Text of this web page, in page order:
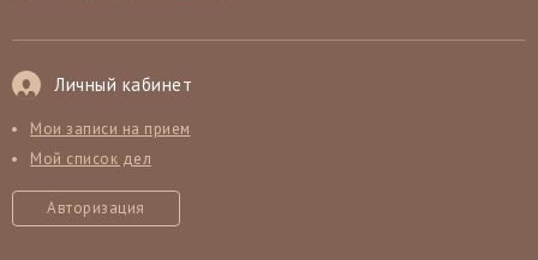
Личный кабинет
Мои записи на прием
Мой список дел
Авторизация